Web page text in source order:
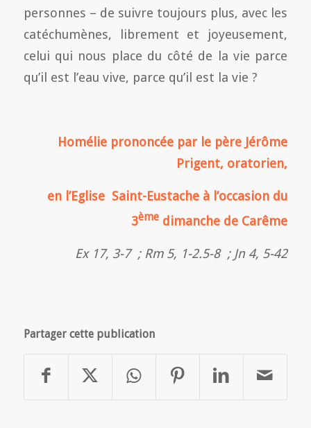
personnes – de suivre toujours plus, avec les
catéchumènes, librement et joyeusement,
celui qui nous place du côté de la vie parce
qu’il est l’eau vive, parce qu’il est la vie ?
Homélie prononcée par le père Jérôme
Prigent, oratorien,
en l’Eglise Saint-Eustache à l’occasion du
3ème dimanche de Carême
Ex 17, 3-7 ; Rm 5, 1-2.5-8 ; Jn 4, 5-42
Partager cette publication